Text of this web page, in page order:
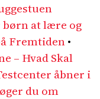
at lære og
Fremtiden•
– Hvad Skal
åbner i
du om